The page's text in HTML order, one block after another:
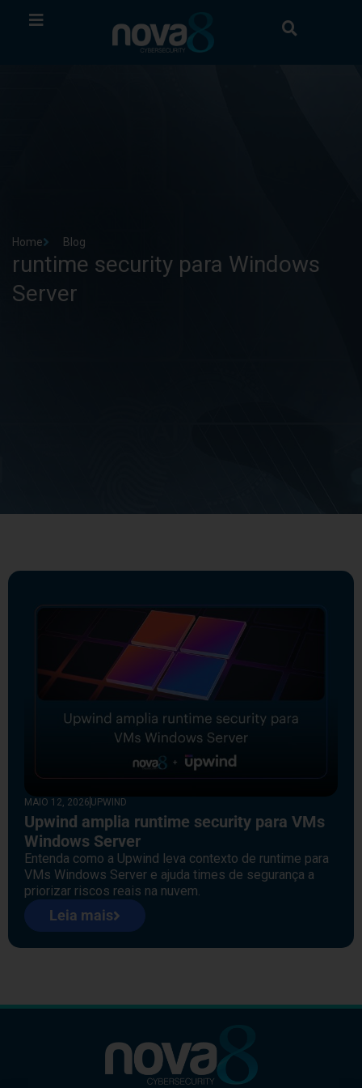
Home Blog
runtime security para Windows
Server
MAIO 12, 2026 UPWIND
Upwind amplia runtime security para VMs
Windows Server
Entenda como a Upwind leva contexto de runtime para
VMs Windows Server e ajuda times de segurança a
priorizar riscos reais na nuvem.
Leia mais